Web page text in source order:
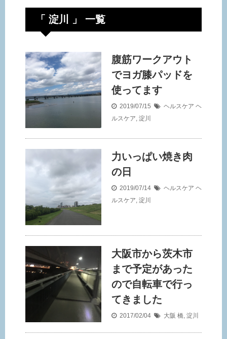
「 淀川 」 一覧
腹筋ワークアウト
でヨガ膝パッドを
使ってます
2019/07/15 ヘルスケア ヘ
ルスケア, 淀川
力いっぱい焼き肉
の日
2019/07/14 ヘルスケア ヘ
ルスケア, 淀川
大阪市から茨木市
まで予定があった
ので自転車で行っ
てきました
2017/02/04 大阪 橋, 淀川